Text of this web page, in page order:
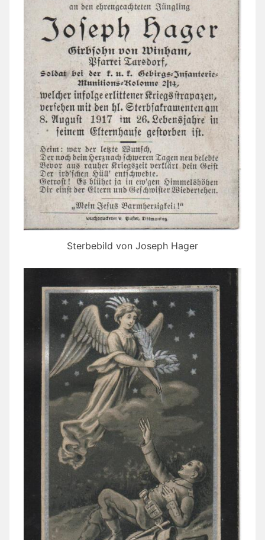
Sterbebild von Joseph Hager